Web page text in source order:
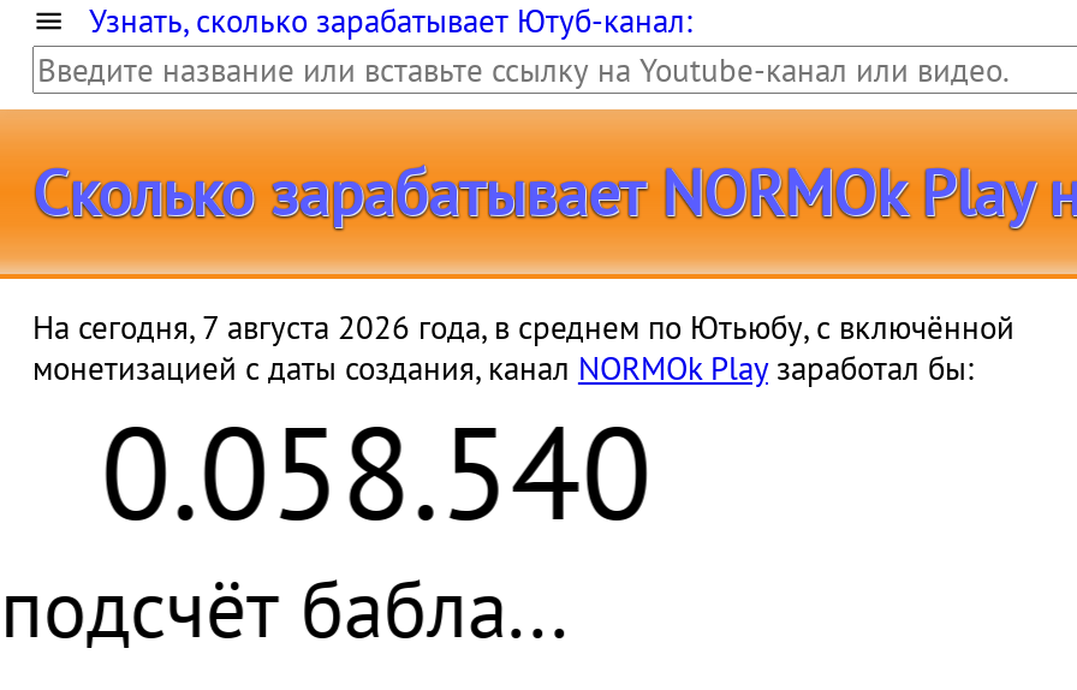
Узнать, сколько зарабатывает Ютуб-канал:
Сколько зарабатывает NORMOk Play
На сегодня, 7 августа 2026 года, в среднем по Ютьюбу, с включённой
монетизацией с даты создания, канал NORMOk Playзаработал бы: